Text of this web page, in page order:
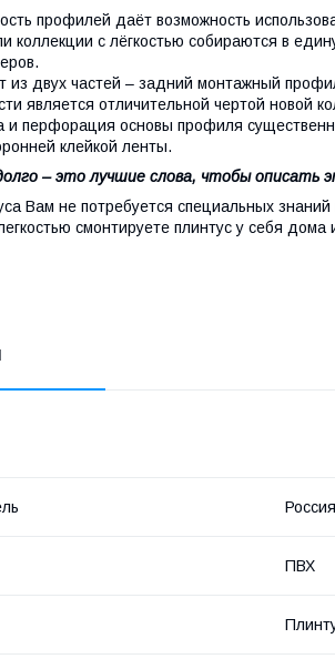
профилей даёт возможность
коллекции с лёгкостью собираются в
из двух частей – задний монтажный
является отличительной чертой новой
перфорация основы профиля
клейкой ленты.
– это лучшие слова, чтобы описать
Вам не потребуется специальных
смонтируете плинтус у себя дома
Россия
ПВХ